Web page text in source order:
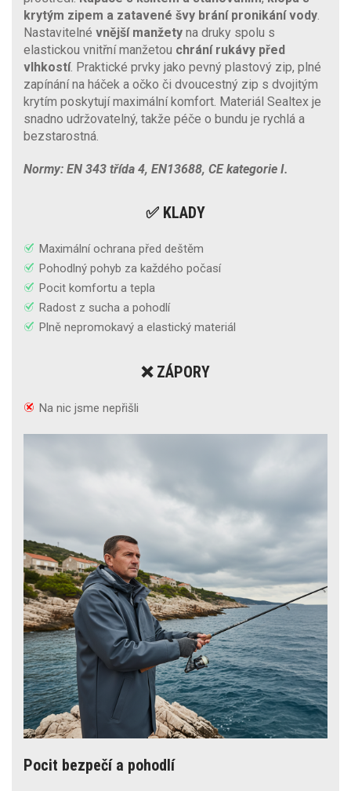
krytým zipem a zatavené švy brání pronikání vody
Nastavitelné vnější manžety na druky spolu s
elastickou vnitřní manžetou chrání rukávy před
vlhkostí. Praktické prvky jako pevný plastový zip, plné
zapínání na háček a očko či dvoucestný zip s dvojitým
krytím poskytují maximální komfort. Materiál Sealtex je
snadno udržovatelný, takže péče o bundu je rychlá a
bezstarostná.
Normy: EN 343 třída 4, EN13688, CE kategorie I.
✅ KLADY
Maximální ochrana před deštěm
Pohodlný pohyb za každého počasí
Pocit komfortu a tepla
Radost z sucha a pohodlí
Plně nepromokavý a elastický materiál
❌ ZÁPORY
Na nic jsme nepřišli
Pocit bezpečí a pohodlí